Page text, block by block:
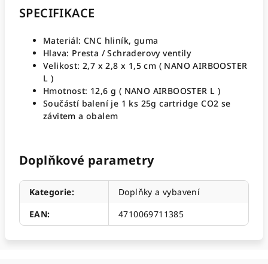
SPECIFIKACE
Materiál: CNC hliník, guma
Hlava: Presta / Schraderovy ventily
Velikost: 2,7 x 2,8 x 1,5 cm ( NANO AIRBOOSTER
L )
Hmotnost: 12,6 g ( NANO AIRBOOSTER L )
Součástí balení je 1 ks 25g cartridge CO2 se
závitem a obalem
Doplňkové parametry
Kategorie:
Doplňky a vybavení
EAN: 4710069711385